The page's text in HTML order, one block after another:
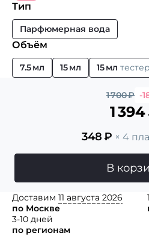
Тип
Парфюмерная вода
Объём
7.5 мл 15 мл 15 мл тестер
1 700₽ -
1 394
348₽ × 4
В
Доставим 11 августа 2026
по Москве
3-10 дней
по регионам